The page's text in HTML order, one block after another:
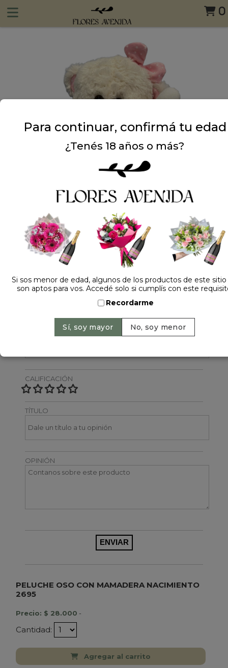
0
Dejá tu opinión
NOMBRE
CALIFICACIÓN
TÍTULO
OPINIÓN
PELUCHE OSO CON MAMADERA NACIMIENTO
2695
Precio: $ 28.000 -
Cantidad:
Agregar al carrito
Para continuar, confirmá tu edad
¿Tenés 18 años o más?
Si sos menor de edad, algunos de los productos de este
son aptos para vos. Accedé solo si cumplís con este
Recordarme